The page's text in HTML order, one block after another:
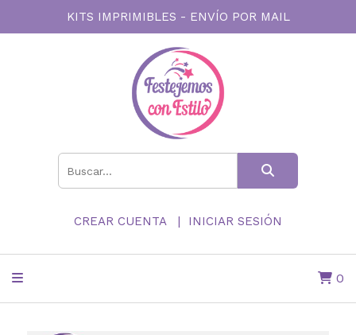
KITS IMPRIMIBLES - ENVÍO POR MAIL
CREAR CUENTA INICIAR SESIÓN
0